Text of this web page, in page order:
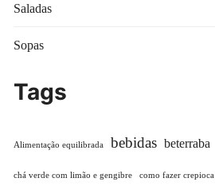
Saladas
Sopas
Tags
Alimentação equilibrada bebidas beterraba
chá verde com limão e gengibre como fazer crepioca